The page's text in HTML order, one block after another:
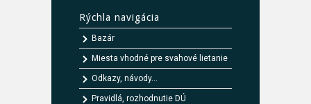
Rýchla navigácia
Bazár
Miesta vhodné pre svahové lietanie
Odkazy, návody...
Pravidlá, rozhodnutie DÚ